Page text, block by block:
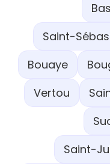
Saint-
Bouaye
Vertou
Saint-